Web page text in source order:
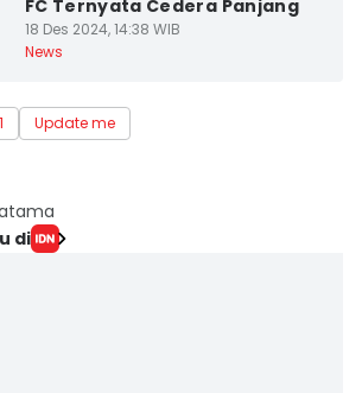
FC Ternyata Cedera Panjang
18 Des 2024, 14:38 WIB
News
Update me
di